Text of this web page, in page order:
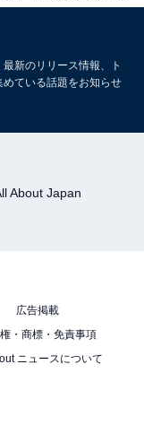
新のリリース情報、ト
ている話題をお知らせ
About Japan
広告掲載
・商標・免責事項
ニュースについて